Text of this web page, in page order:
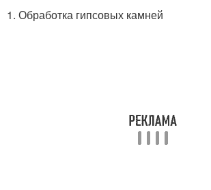
1. Обработка гипсовых камней